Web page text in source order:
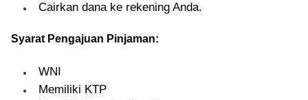
Cairkan dana ke rekening Anda.
Syarat Pengajuan Pinjaman:
WNI
Memiliki KTP